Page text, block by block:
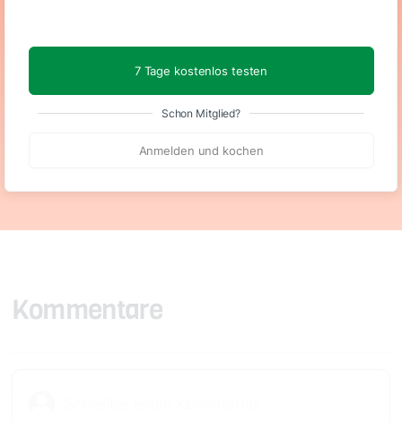
7 Tage kostenlos testen
Schon Mitglied?
Anmelden und kochen
45 g 48 g
Kommentare